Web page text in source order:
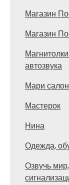
Магазин
Магазин
автозвука
Мари
Мастерок
Нина
Одежда,
Озвучь